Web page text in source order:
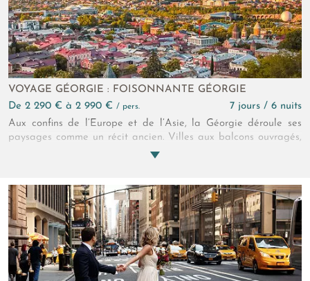
VOYAGE GÉORGIE : FOISONNANTE GÉORGIE
de 2 290 € à 2 990 € / pers.
7 jours / 6 nuits
Aux confins de l’Europe et de l’Asie, la Géorgie déroule ses
paysages comme un récit ancien. Villes aux balcons ouvragés,
monastères perchés face au Caucase, tables généreuses et
profondément habité par son histoire.